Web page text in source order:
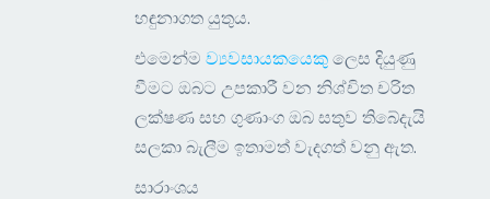
හඳුනාගත යුතුය.
එමෙන්මව්‍යවසායකයෙකු ලෙස දියුණු
වීමට ඔබට උපකාරී වන නිශ්චිත චරිත
ලක්ෂණ සහ ගුණාංග ඔබ සතුව තිබේදැයි
සලකා බැලීම ඉතාමත් වැදගත් වනු ඇත.
සාරාංශය